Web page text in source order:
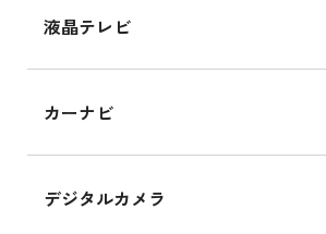
液晶テレビ
カーナビ
デジタルカメラ